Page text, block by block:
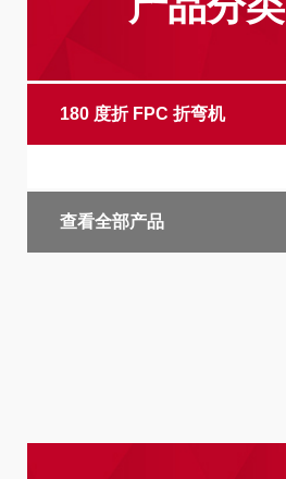
180 度折 FPC 折弯机
查看全部产品